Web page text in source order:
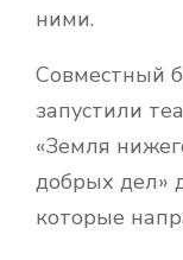
ними.
Совместный
запустили
«Земля
добрых дел»
которые